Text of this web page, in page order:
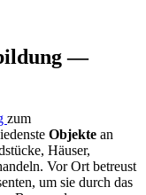
—
zum
Objekte an
Häuser,
Vor Ort betreust
um sie durch das